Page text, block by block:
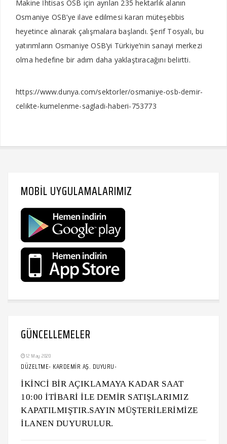
Makine İhtisas OSB için ayrılan 235 hektarlık alanın
Osmaniye OSB’ye ilave edilmesi kararı müteşebbis
heyetince alınarak çalışmalara başlandı. Şerif Tosyalı, bu
yatırımların Osmaniye OSB’yi Türkiye’nin sanayi merkezi
olma hedefine bir adım daha yaklaştıracağını belirtti.
https://www.dunya.com/sektorler/osmaniye-osb-demir-
celikte-kumelenme-sagladi-haberi-753773
MOBIL UYGULAMALARIMIZ
GÜNCELLEMELER
12 May 2020
DÜZELTME- KARDEMİR AŞ. DUYURU-
İKİNCİ BİR AÇIKLAMAYA KADAR SAAT
10:00 İTİBARİ İLE DEMİR SATIŞLARIMIZ
KAPATILMIŞTIR.SAYIN MÜŞTERİLERİMİZE
İLANEN DUYURULUR.